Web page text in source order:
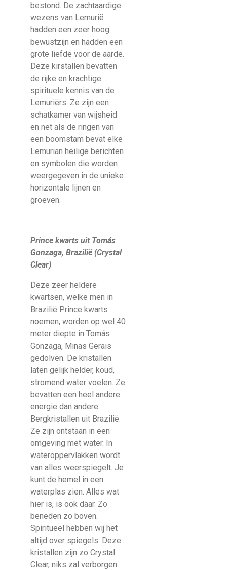
bestond. De zachtaardige
wezens van Lemurië
hadden een zeer hoog
bewustzijn en hadden een
grote liefde voor de aarde.
Deze kirstallen bevatten
de rijke en krachtige
spirituele kennis van de
Lemuriërs. Ze zijn een
schatkamer van wijsheid
en net als de ringen van
een boomstam bevat elke
Lemurian heilige berichten
en symbolen die worden
weergegeven in de unieke
horizontale lijnen en
groeven.
Prince kwarts uit Tomás
Gonzaga, Brazilië (Crystal
Clear)
Deze zeer heldere
kwartsen, welke men in
Brazilië Prince kwarts
noemen, worden op wel 40
meter diepte in Tomás
Gonzaga, Minas Gerais
gedolven. De kristallen
laten gelijk helder, koud,
stromend water voelen. Ze
bevatten een heel andere
energie dan andere
Bergkristallen uit Brazilië.
Ze zijn ontstaan in een
omgeving met water. In
wateroppervlakken wordt
van alles weerspiegelt. Je
kunt de hemel in een
waterplas zien. Alles wat
hier is, is ook daar. Zo
beneden zo boven.
Spiritueel hebben wij het
altijd over spiegels. Deze
kristallen zijn zo Crystal
Clear, niks zal verborgen